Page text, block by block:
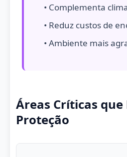
• Complementa
• Reduz custos de
• Ambiente mais
Áreas Críticas que
Proteção